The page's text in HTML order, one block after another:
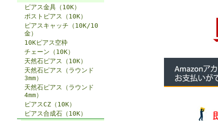
ピアス金具（10K）
ポストピアス（10K）
ピアスキャッチ（10K/10
金）
10Kピアス空枠
チェーン（10K）
天然石ピアス（10K）
天然石ピアス（ラウンド
3mm）
天然石ピアス（ラウンド
4mm）
ピアスCZ（10K）
ピアス合成石（10K）